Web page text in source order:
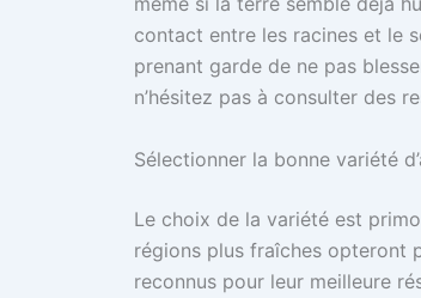
contact entre les racines et le
prenant garde de ne pas
n’hésitez pas à consulter des
Sélectionner la bonne variété
Le choix de la variété est
régions plus fraîches opteront
reconnus pour leur meilleure